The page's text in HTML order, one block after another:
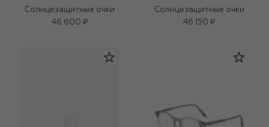
Солнцезащитные очки
46 600 ₽
Солнцезащитные очки
46 150 ₽